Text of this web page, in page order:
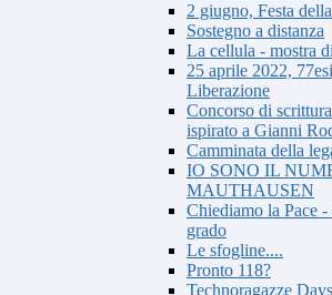
2 giugno, Festa
Sostegno a distanza
La cellula - mostra
25 aprile 2022,
Liberazione
Concorso di
ispirato a Gianni
Camminata della
IO SONO IL
MAUTHAUSEN
Chiediamo la Pace
grado
Le sfogline....
Pronto 118?
Technoragazze Days